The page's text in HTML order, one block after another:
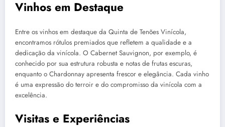
Vinhos em Destaque
Entre os vinhos em destaque da Quinta de Tenões Vinícola,
encontramos rótulos premiados que refletem a qualidade e a
dedicação da vinícola. O Cabernet Sauvignon, por exemplo, é
conhecido por sua estrutura robusta e notas de frutas escuras,
enquanto o Chardonnay apresenta frescor e elegância. Cada vinho
é uma expressão do terroir e do compromisso da vinícola com a
excelência.
Visitas e Experiências